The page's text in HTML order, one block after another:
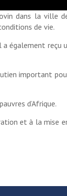
dans la ville
de vie.
également reçu
important
d’Afrique.
et à la mise